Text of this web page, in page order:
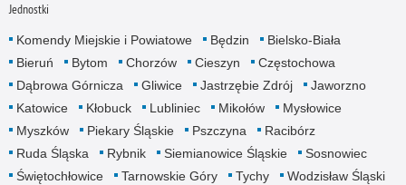
Jednostki
Komendy Miejskie i Powiatowe Będzin
Bielsko-Biała
Bieruń
Bytom Chorzów Cieszyn
Częstochowa
Dąbrowa Górnicza
Gliwice Jastrzębie Zdrój
Jaworzno
Katowice
Kłobuck Lubliniec Mikołów
Mysłowice
Myszków
Piekary Śląskie Pszczyna
Racibórz
Ruda Śląska
Rybnik Siemianowice Śląskie
Sosnowiec
Świętochłowice
Tarnowskie Góry Tychy
Wodzisław Śląski